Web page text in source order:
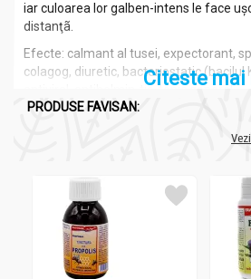
iar culoarea lor galben-intens le face
distanţã.
Efecte: calmant al tusei, expectorant,
colagog, diuretic, bacteriostatic (bacilul
antiviral, antihelmin-tic, tonic general.
0.35g radacina de iarba mare.
Recomandari
Citeste mai
PRODUSE FAVISAN: